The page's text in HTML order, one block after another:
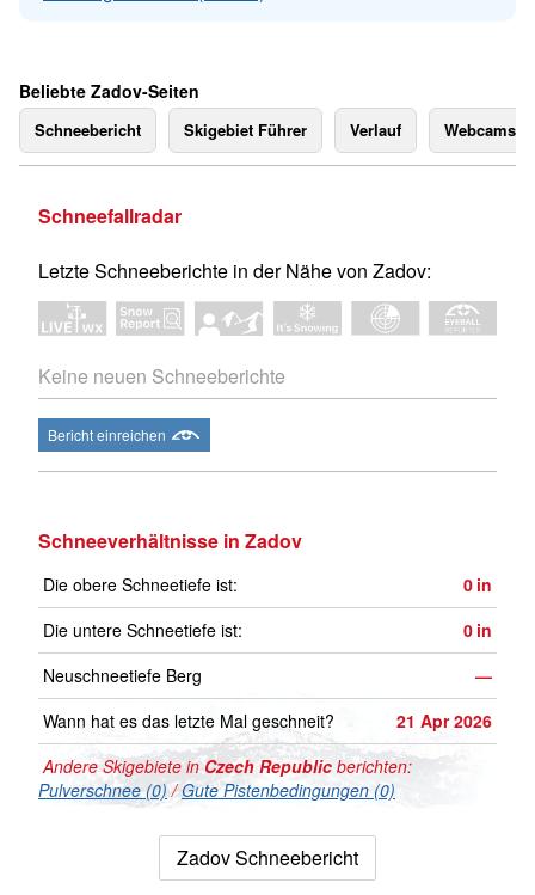
Beliebte Zadov-Seiten
Schneebericht Skigebiet Führer Verlauf Webcams
Schneefallradar
Letzte Schneeberichte in der Nähe von Zadov:
Keine neuen Schneeberichte
Bericht einreichen
Schneeverhältnisse in Zadov
Die obere Schneetiefe ist: 0 in
Die untere Schneetiefe ist:
0 in
Neuschneetiefe Berg
—
Wann hat es das letzte Mal geschneit?
21 Apr 2026
Andere Skigebiete inCzech Republic berichten:
Pulverschnee (0)/Gute Pistenbedingungen (0)
Zadov Schneebericht